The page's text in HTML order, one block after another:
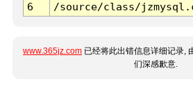
6
/source/class/
www.365jz.com 已经将此出错信息详细记录,
们深感歉意.